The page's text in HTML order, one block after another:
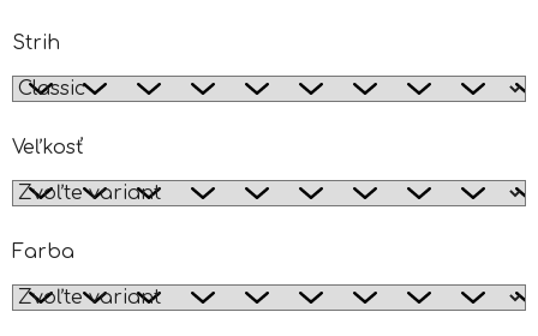
Strih
Veľkosť
Farba